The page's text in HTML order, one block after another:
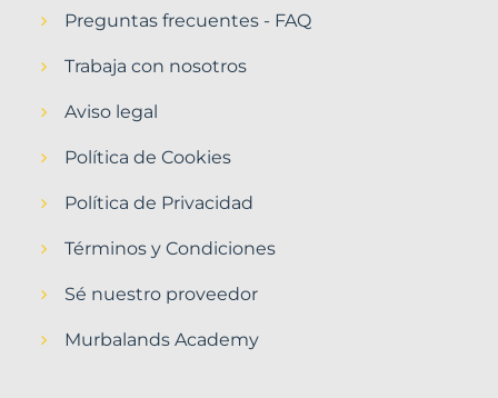
Preguntas frecuentes - FAQ
Trabaja con nosotros
Aviso legal
Política de Cookies
Política de Privacidad
Términos y Condiciones
Sé nuestro proveedor
Murbalands Academy